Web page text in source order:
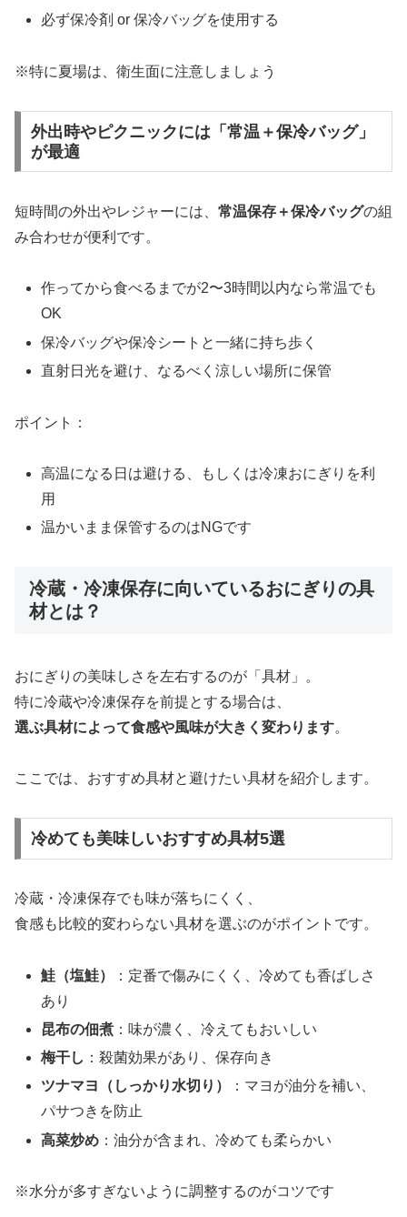
必ず保冷剤 or 保冷バッグを使用する
※特に夏場は、衛生面に注意しましょう
外出時やピクニックには「常温＋保冷バッグ」
が最適
短時間の外出やレジャーには、 常温保存＋保冷バッグの組
み合わせが便利です。
作ってから食べるまでが2〜3時間以内なら常温でも
OK
保冷バッグや保冷シートと一緒に持ち歩く
直射日光を避け、なるべく涼しい場所に保管
ポイント：
高温になる日は避ける、もしくは冷凍おにぎりを利
用
温かいまま保管するのはNGです
冷蔵・冷凍保存に向いているおにぎりの具
材とは？
おにぎりの美味しさを左右するのが「具材」。
特に冷蔵や冷凍保存を前提とする場合は、
選ぶ具材によって食感や風味が大きく変わります。
ここでは、おすすめ具材と避けたい具材を紹介します。
冷めても美味しいおすすめ具材5選
冷蔵・冷凍保存でも味が落ちにくく、
食感も比較的変わらない具材を選ぶのがポイントです。
鮭（塩鮭）
：定番で傷みにくく、冷めても香ばしさ
あり
昆布の佃煮 ：味が濃く、冷えてもおいしい
梅干し ：殺菌効果があり、保存向き
ツナマヨ（しっかり水切り）
：マヨが油分を補い、
パサつきを防止
高菜炒め ：油分が含まれ、冷めても柔らかい
※水分が多すぎないように調整するのがコツです